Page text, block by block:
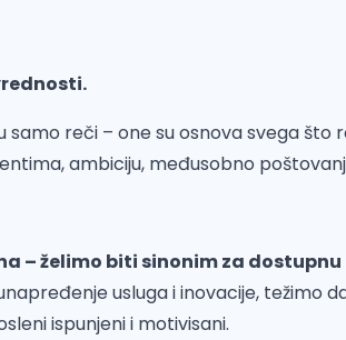
samo reči – one su osnova svega što
ambiciju, međusobno
– želimo biti sinonim za
usluga i inovacije, težimo
ispunjeni i motivisani.